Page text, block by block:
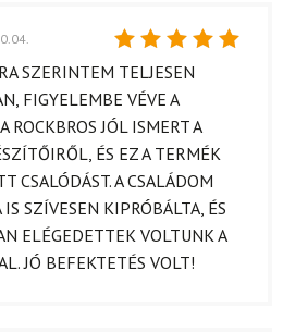
Értékelés:
/ 5
SZERINTEM TELJESEN
FIGYELEMBE VÉVE A
ROCKBROS JÓL ISMERT A
ÉS EZ A TERMÉK
CSALÓDÁST. A CSALÁDOM
IS SZÍVESEN KIPRÓBÁLTA, ÉS
ELÉGEDETTEK VOLTUNK A
JÓ BEFEKTETÉS VOLT!